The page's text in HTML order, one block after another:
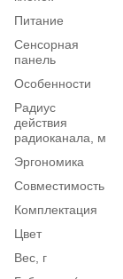
Питание
Сенсорная
панель
Особенности
Радиус
действия
радиоканала, м
Эргономика
Совместимость
Комплектация
Цвет
Вес, г